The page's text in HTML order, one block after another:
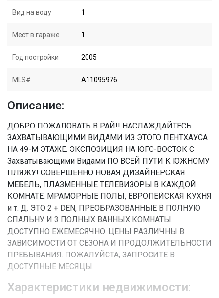
Вид на воду 1
Мест в гараже 1
Год постройки 2005
MLS# A11095976
Описание:
ДОБРО ПОЖАЛОВАТЬ В РАЙ!! НАСЛАЖДАЙТЕСЬ
ЗАХВАТЫВАЮЩИМИ ВИДАМИ ИЗ ЭТОГО ПЕНТХАУСА
НА 49-М ЭТАЖЕ. ЭКСПОЗИЦИЯ НА ЮГО-ВОСТОК С
Захватывающими Видами ПО ВСЕЙ ПУТИ К ЮЖНОМУ
ПЛЯЖУ! СОВЕРШЕННО НОВАЯ ДИЗАЙНЕРСКАЯ
МЕБЕЛЬ, ПЛАЗМЕННЫЕ ТЕЛЕВИЗОРЫ В КАЖДОЙ
КОМНАТЕ, МРАМОРНЫЕ ПОЛЫ, ЕВРОПЕЙСКАЯ КУХНЯ
и т. Д. ЭТО 2 + DEN, ПРЕОБРАЗОВАННЫЕ В ПОЛНУЮ
СПАЛЬНУ И 3 ПОЛНЫХ ВАННЫХ КОМНАТЫ.
ДОСТУПНО ЕЖЕМЕСЯЧНО. ЦЕНЫ РАЗЛИЧНЫ В
ЗАВИСИМОСТИ ОТ СЕЗОНА И ПРОДОЛЖИТЕЛЬНОСТИ
ПРЕБЫВАНИЯ. ПОЖАЛУЙСТА, ЗАПРОСИТЕ В
ДОСТУПНЫЕ МЕСЯЦЫ.
Характеристики недвижимости: